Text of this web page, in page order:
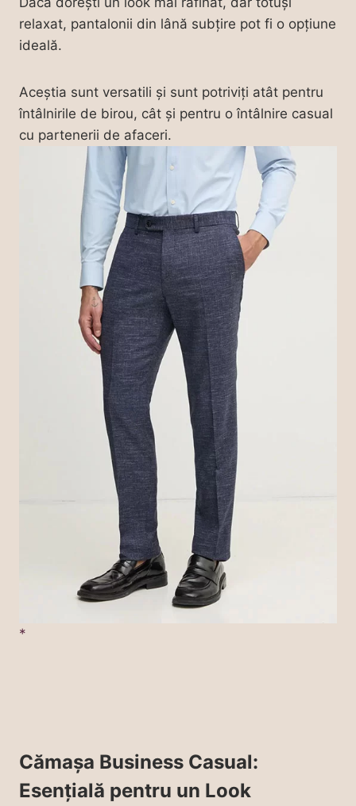
relaxat, pantalonii din lână subțire pot fi o opțiune
ideală.
Aceștia sunt versatili și sunt potriviți atât pentru
întâlnirile de birou, cât și pentru o întâlnire casual
cu partenerii de afaceri.
Cămașa Business Casual:
Esențială pentru un Look